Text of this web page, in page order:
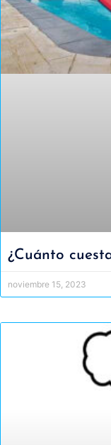
¿Cuánto
noviembre 15, 2023